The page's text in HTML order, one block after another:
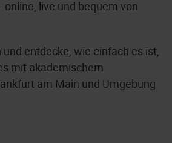
online, live und bequem von
entdecke, wie einfach es ist,
mit akademischem
am Main und Umgebung